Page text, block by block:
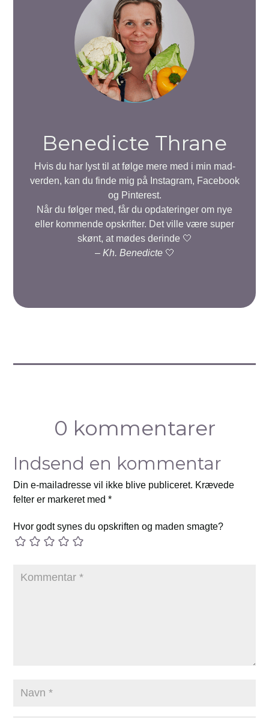
Benedicte Thrane
Hvis du har lyst til at følge mere med i min mad-
verden, kan du finde mig på Instagram, Facebook
og Pinterest.
Når du følger med, får du opdateringer om nye
eller kommende opskrifter. Det ville være super
skønt, at mødes derinde 🤍
– Kh. Benedicte🤍
0 kommentarer
Indsend en kommentar
Din e-mailadresse vil ikke blive publiceret. Krævede
felter er markeret med*
Hvor godt synes du opskriften og maden smagte?